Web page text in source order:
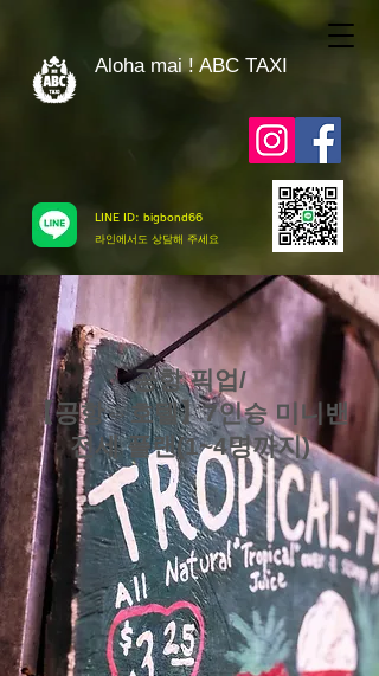
LINE ID: bigbond66
​라인에서도 상담해 주세요
Aloha mai ! ABC TAXI
공항 픽업/
【공항⇔호텔】7인승 미니밴
전세 플랜(1~4명까지)